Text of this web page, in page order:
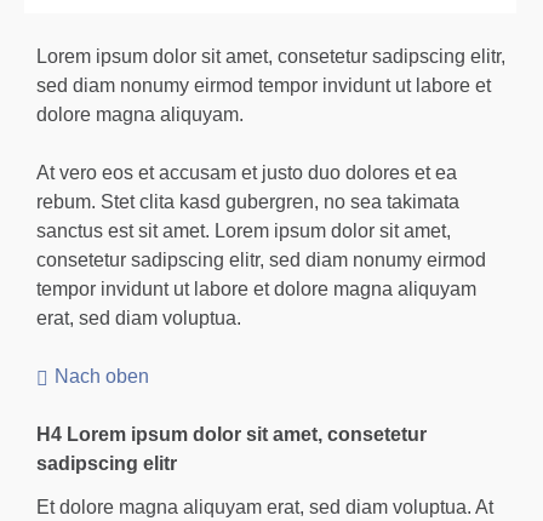
Lorem ipsum dolor sit amet, consetetur sadipscing elitr,
sed diam nonumy eirmod tempor invidunt ut labore et
dolore magna aliquyam.
At vero eos et accusam et justo duo dolores et ea
rebum. Stet clita kasd gubergren, no sea takimata
sanctus est sit amet. Lorem ipsum dolor sit amet,
consetetur sadipscing elitr, sed diam nonumy eirmod
tempor invidunt ut labore et dolore magna aliquyam
erat, sed diam voluptua.
Nach oben
H4 Lorem ipsum dolor sit amet, consetetur
sadipscing elitr
Et dolore magna aliquyam erat, sed diam voluptua. At